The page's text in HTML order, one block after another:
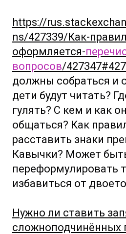
https://
ns/427339/Как-
оформляется-
вопросов/
должны собраться и
дети будут читать?
гулять? С кем и как
общаться? Как
расставить знаки
Кавычки? Может
переформулировать
избавиться от
Нужно ли ставить
сложноподчинённых